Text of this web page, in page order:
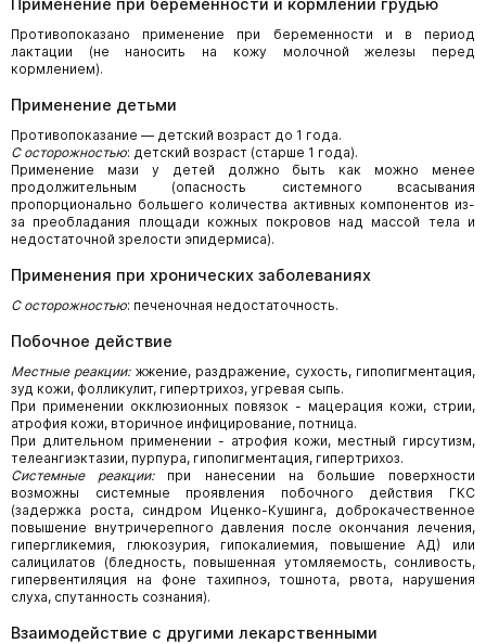
Применение при беременности и кормлении грудью
Противопоказано применение при беременности и в период
лактации (не наносить на кожу молочной железы перед
кормлением).
Применение детьми
Противопоказание — детский возраст до 1 года.
C осторожностью: детский возраст (старше 1 года).
Применение мази у детей должно быть как можно менее
продолжительным (опасность системного всасывания
пропорционально большего количества активных компонентов из-
за преобладания площади кожных покровов над массой тела и
недостаточной зрелости эпидермиса).
Применения при хронических заболеваниях
C осторожностью: печеночная недостаточность.
Побочное действие
Местные реакции:жжение, раздражение, сухость, гипопигментация,
зуд кожи, фолликулит, гипертрихоз, угревая сыпь.
При применении окклюзионных повязок - мацерация кожи, стрии,
атрофия кожи, вторичное инфицирование, потница.
При длительном применении - атрофия кожи, местный гирсутизм,
телеангиэктазии, пурпура, гипопигментация, гипертрихоз.
Системные реакции:при нанесении на большие поверхности
возможны системные проявления побочного действия ГКС
(задержка роста, синдром Иценко-Кушинга, доброкачественное
повышение внутричерепного давления после окончания лечения,
гипергликемия, глюкозурия, гипокалиемия, повышение АД) или
салицилатов (бледность, повышенная утомляемость, сонливость,
гипервентиляция на фоне тахипноэ, тошнота, рвота, нарушения
слуха, спутанность сознания).
Взаимодействие с другими лекарственными